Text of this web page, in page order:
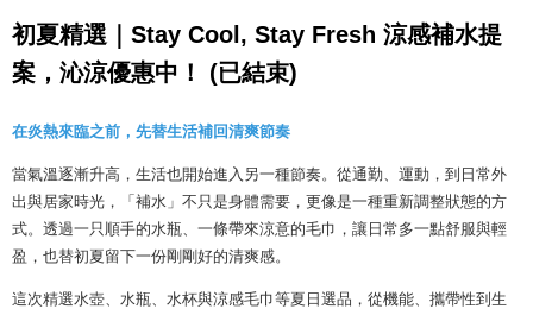
初夏精選｜Stay Cool, Stay Fresh 涼感補水提
案，沁涼優惠中！ (已結束)
在炎熱來臨之前，先替生活補回清爽節奏
當氣溫逐漸升高，生活也開始進入另一種節奏。從通勤、運動，到日常外
出與居家時光，「補水」不只是身體需要，更像是一種重新調整狀態的方
式。透過一只順手的水瓶、一條帶來涼意的毛巾，讓日常多一點舒服與輕
盈，也替初夏留下一份剛剛好的清爽感。
這次精選水壺、水瓶、水杯與涼感毛巾等夏日選品，從機能、攜帶性到生